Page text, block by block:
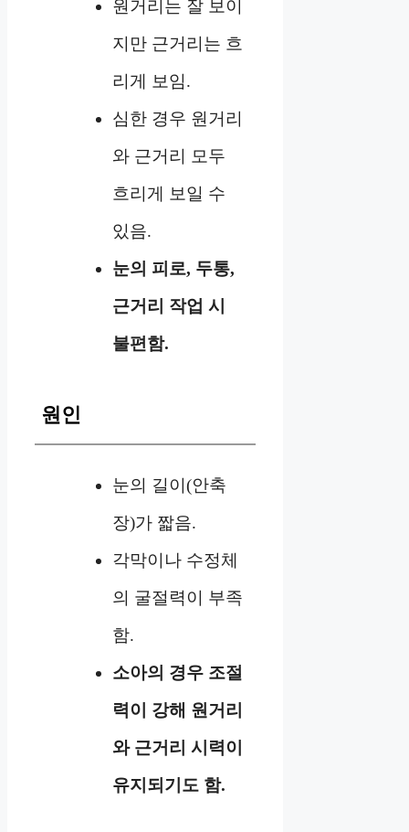
원거리는 잘 보이
지만 근거리는 흐
리게 보임.
심한 경우 원거리
와 근거리 모두
흐리게 보일 수
있음.
눈의 피로, 두통,
근거리 작업 시
불편함.
원인
눈의 길이(안축
장)가 짧음.
각막이나 수정체
의 굴절력이 부족
함.
소아의 경우 조절
력이 강해 원거리
와 근거리 시력이
유지되기도 함.